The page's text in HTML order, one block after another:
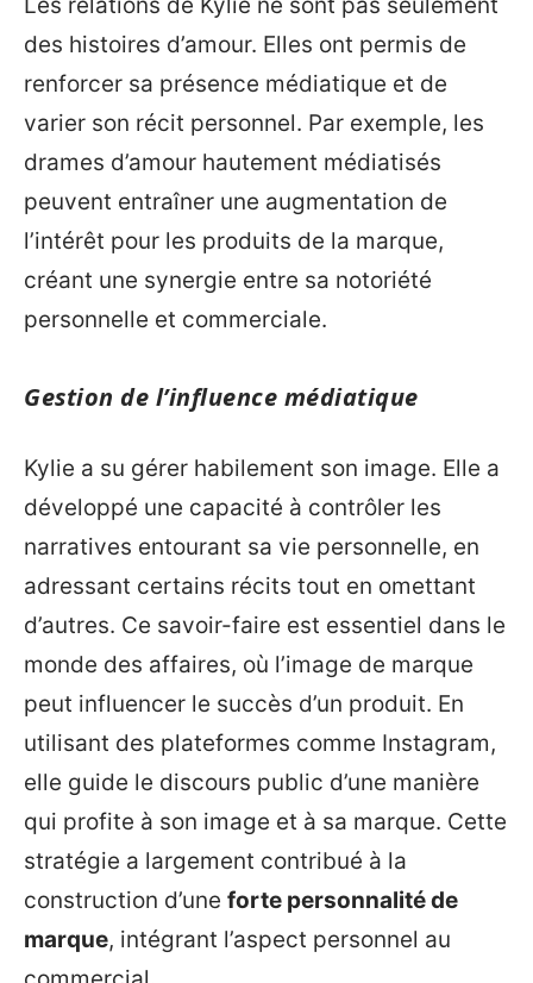
des histoires d’amour. Elles ont permis de
renforcer sa présence médiatique et de
varier son récit personnel. Par exemple, les
drames d’amour hautement médiatisés
peuvent entraîner une augmentation de
l’intérêt pour les produits de la marque,
créant une synergie entre sa notoriété
personnelle et commerciale.
Gestion de l’influence médiatique
Kylie a su gérer habilement son image. Elle a
développé une capacité à contrôler les
narratives entourant sa vie personnelle, en
adressant certains récits tout en omettant
d’autres. Ce savoir-faire est essentiel dans le
monde des affaires, où l’image de marque
peut influencer le succès d’un produit. En
utilisant des plateformes comme Instagram,
elle guide le discours public d’une manière
qui profite à son image et à sa marque. Cette
stratégie a largement contribué à la
construction d’une forte personnalité de
marque, intégrant l’aspect personnel au